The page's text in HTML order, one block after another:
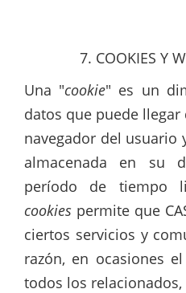
COOKIES Y
Una "cookie" es un
datos que puede
navegador del usuario
almacenada en su
período de tiempo
cookies permite que
ciertos servicios y
razón, en ocasiones
todos los